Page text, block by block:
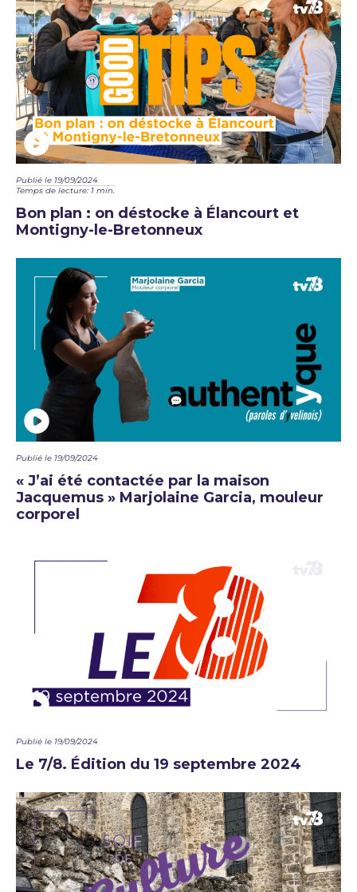
Publié le 19/09/2024
Temps de lecture: 1 min.
Bon plan : on déstocke à Élancourt et
Montigny-le-Bretonneux
Publié le 19/09/2024
« J’ai été contactée par la maison
Jacquemus » Marjolaine Garcia, mouleur
corporel
Publié le 19/09/2024
Le 7/8. Édition du 19 septembre 2024